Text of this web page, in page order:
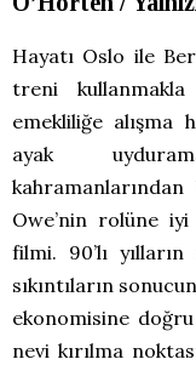
Hayatı Oslo ile
treni
emekliliğe alışma
ayak
Owe’nin rolüne
filmi. 90’lı
sıkıntıların
ekonomisine
nevi kırılma